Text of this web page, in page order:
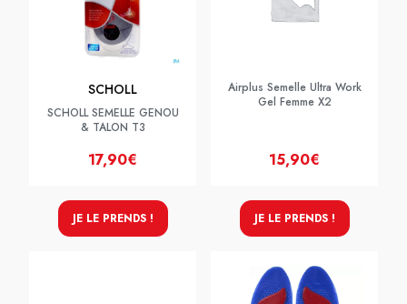
SCHOLL
SCHOLL SEMELLE GENOU
& TALON T3
17,90€
JE LE PRENDS !
Airplus Semelle Ultra Work
Gel Femme X2
15,90€
JE LE PRENDS !